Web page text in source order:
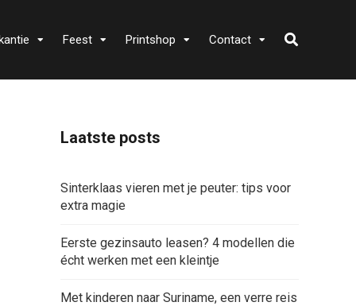
Feest Printshop Contact
Laatste posts
Sinterklaas vieren met je peuter: tips voor
extra magie
Eerste gezinsauto leasen? 4 modellen die
écht werken met een kleintje
Met kinderen naar Suriname, een verre reis